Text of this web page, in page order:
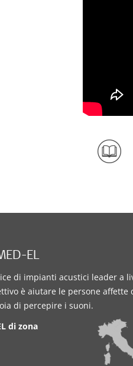
EL
di impianti acustici leader a
è aiutare le persone affette
di percepire i suoni.
di zona